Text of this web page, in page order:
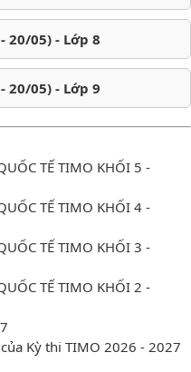
20/05) - Lớp 8
20/05) - Lớp 9
TẾ TIMO KHỐI 5 -
TẾ TIMO KHỐI 4 -
TẾ TIMO KHỐI 3 -
TẾ TIMO KHỐI 2 -
Kỳ thi TIMO 2026 - 2027